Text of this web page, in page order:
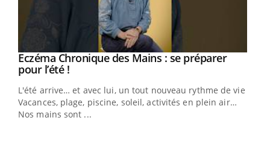
Youtube
Eczéma Chronique des Mains : se préparer
pour l’été !Youtube
L'été arrive… et avec lui, un tout nouveau rythme de vie !
Vacances, plage, piscine, soleil, activités en plein air…
Nos mains sont ...